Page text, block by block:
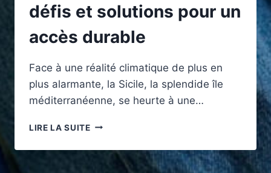
défis et solutions pour un
accès durable
Face à une réalité climatique de plus en
plus alarmante, la Sicile, la splendide île
méditerranéenne, se heurte à une…
LIRE LA SUITEL’EAU
EN